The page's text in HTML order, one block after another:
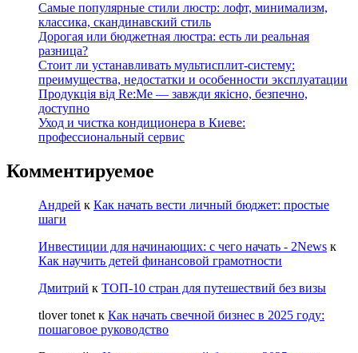
Самые популярные стили люстр: лофт, минимализм,
классика, скандинавский стиль
Дорогая или бюджетная люстра: есть ли реальная
разница?
Стоит ли устанавливать мультисплит-систему:
преимущества, недостатки и особенности эксплуатации
Продукція від Re:Me — завжди якісно, безпечно,
доступно
Уход и чистка кондиционера в Киеве:
профессиональный сервис
Комментируемое
Андрей к Как начать вести личный бюджет: простые
шаги
Инвестиции для начинающих: с чего начать - 2News к
Как научить детей финансовой грамотности
Дмитрий к ТОП-10 стран для путешествий без визы
tlover tonet к Как начать свечной бизнес в 2025 году:
пошаговое руководство